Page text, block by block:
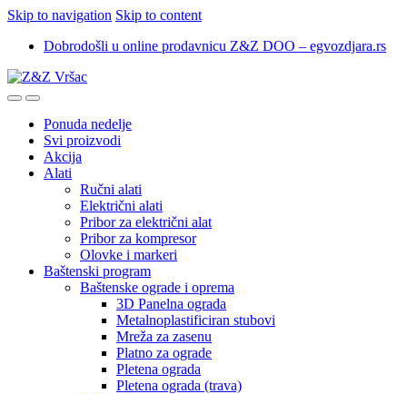
Skip to navigation Skip to content
Dobrodošli u online prodavnicu Z&Z DOO – egvozdjara.rs
Ponuda nedelje
Svi proizvodi
Akcija
Alati
Ručni alati
Električni alati
Pribor za električni alat
Pribor za kompresor
Olovke i markeri
Baštenski program
Baštenske ograde i oprema
3D Panelna ograda
Metalnoplastificiran stubovi
Mreža za zasenu
Platno za ograde
Pletena ograda
Pletena ograda (trava)